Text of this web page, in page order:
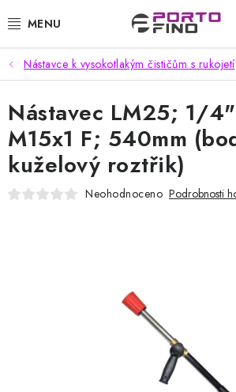
na
CHEMIE A PÉČE O VOZIDLA
PŘÍSLUŠENSTVÍ A ND K AUTOMYČKÁM
VYSOKOTLAKÉ A ČISTÍCÍ STROJE
VYSAVAČE, TEPOVAČE
CHEMIE - BEZKONTAKTNÍ MYČKY
Nástavce k vysokotlakým čističům s rukojetí
Nástavec LM25; 1/
M15x1 F; 540mm
kuželový roztřik)
Neohodnoceno Podrobnosti